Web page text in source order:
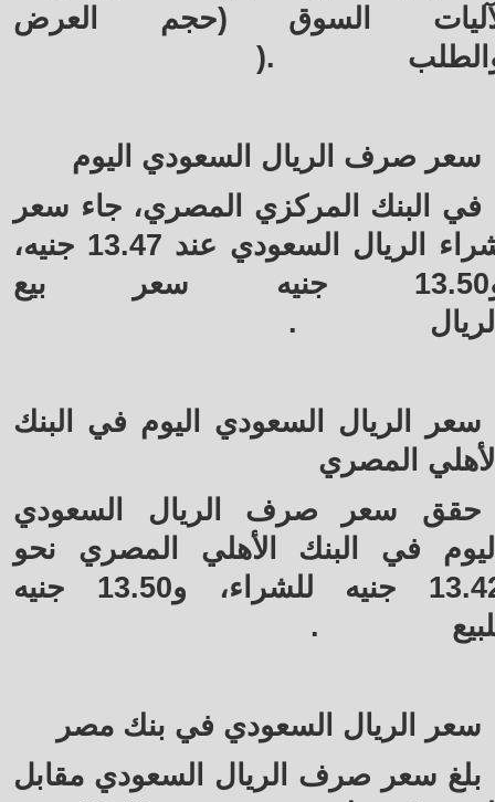
السوق (حجم العرض
).
سعر صرف الريال السعودي اليوم
في البنك المركزي المصري، جاء سعر
شراء الريال السعودي عند 13.47 جنيه،
و13.50 جنيه سعر بيع
.
سعر الريال السعودي اليوم في البنك
المصري
حقق سعر صرف الريال السعودي
في البنك الأهلي المصري نحو
13.42 جنيه للشراء، و13.50 جنيه
.
سعر الريال السعودي في بنك مصر
بلغ سعر صرف الريال السعودي مقابل